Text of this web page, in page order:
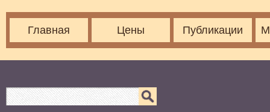
Главная Цены Публикации